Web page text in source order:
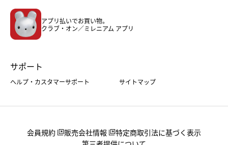
メンズファッション＆スポーツ
ホーム・キッチン＆アート
アプリ払いでお買い物。
クラブ・オン／ミレニアム アプリ
サポート
ヘルプ・カスタマーサポート サイトマップ
会員規約 販売会社情報
特定商取引法に基づく表示